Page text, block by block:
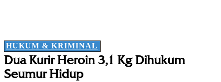
HUKUM & KRIMINAL
Dua Kurir Heroin 3,1 Kg Dihukum
Seumur Hidup